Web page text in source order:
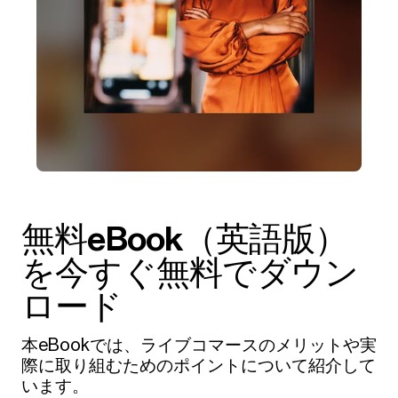
無料eBook（英語版）
を今すぐ無料でダウン
ロード
本eBookでは、ライブコマースのメリットや実
際に取り組むためのポイントについて紹介して
います。